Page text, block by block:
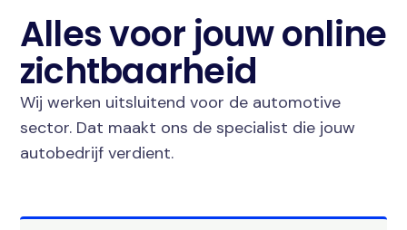
Alles voor jouw online
zichtbaarheid
Wij werken uitsluitend voor de automotive
sector. Dat maakt ons de specialist die jouw
autobedrijf verdient.